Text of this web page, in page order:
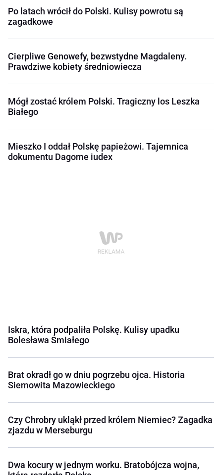
Po latach wrócił do Polski. Kulisy powrotu są
zagadkowe
Cierpliwe Genowefy, bezwstydne Magdaleny.
Prawdziwe kobiety średniowiecza
Mógł zostać królem Polski. Tragiczny los Leszka
Białego
Mieszko I oddał Polskę papieżowi. Tajemnica
dokumentu Dagome iudex
Iskra, która podpaliła Polskę. Kulisy upadku
Bolesława Śmiałego
Brat okradł go w dniu pogrzebu ojca. Historia
Siemowita Mazowieckiego
Czy Chrobry ukląkł przed królem Niemiec? Zagadka
zjazdu w Merseburgu
Dwa kocury w jednym worku. Bratobójcza wojna,